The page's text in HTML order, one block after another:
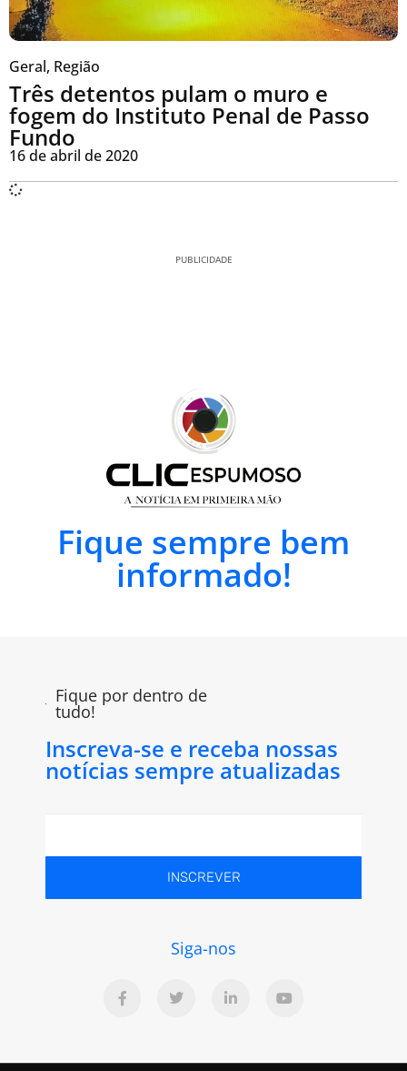
Geral, Região
Três detentos pulam o muro e
fogem do Instituto Penal de Passo
Fundo
16 de abril de 2020
PUBLICIDADE
Fique sempre bem
informado!
Fique por dentro de
tudo!
Inscreva-se e receba nossas
notícias sempre atualizadas
INSCREVER
Siga-nos